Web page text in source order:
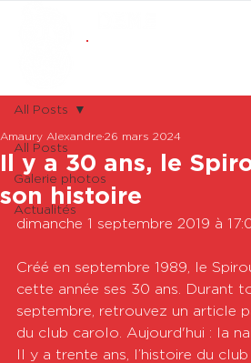
All Posts
Galerie photos
Actualités
All Posts
Il y a 30 ans, le
son histoire
Amaury Alexandre 26 mars 2024
dimanche 1 septembre 2019 à
Créé en septembre 1989, le
cette année ses 30 ans. Durant
septembre, retrouvez un article
du club carolo. Aujourd'hui : la
Il y a trente ans, l’histoire du